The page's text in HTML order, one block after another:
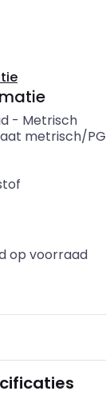
- Metrisch
metrisch/PG
op voorraad